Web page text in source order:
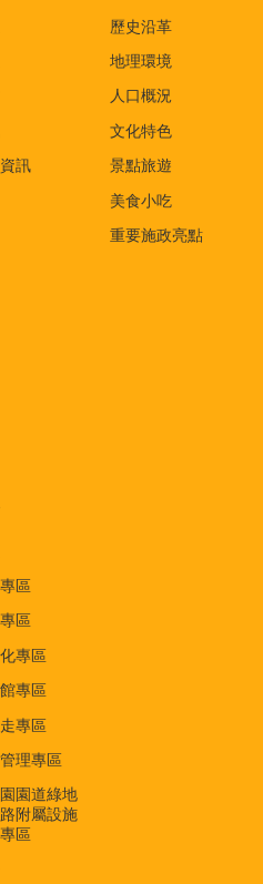
訊
歷史沿革
地理環境
人口概況
文化特色
景點旅遊
美食小吃
重要施政亮點
區
區
專區
專區
專區
理專區
園道綠地
附屬設施
區